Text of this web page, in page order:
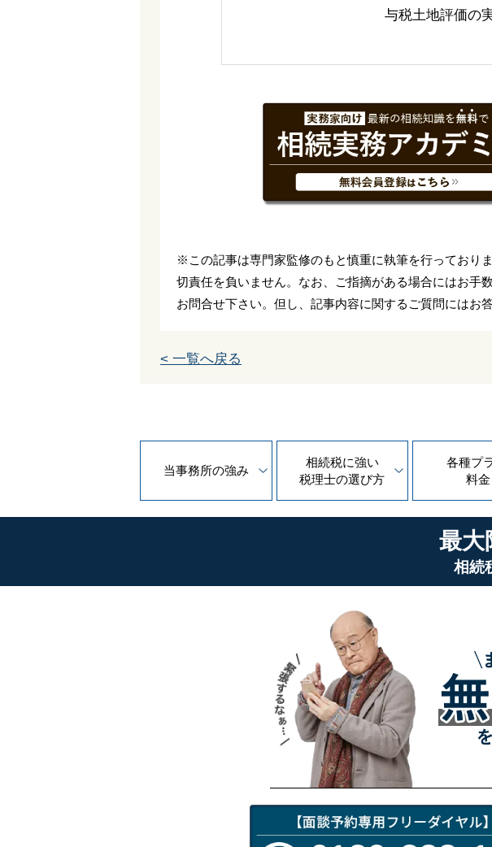
与税土地評価の
※この記事は専門家監修のもと慎重に執筆を行っており
切責任を負いません。なお、ご指摘がある場合にはお手
お問合せ下さい。但し、記事内容に関するご質問にはお
< 一覧へ戻る
当事務所の強み
相続税に強い
税理士の選び方
各種プ
料金
最大
相続